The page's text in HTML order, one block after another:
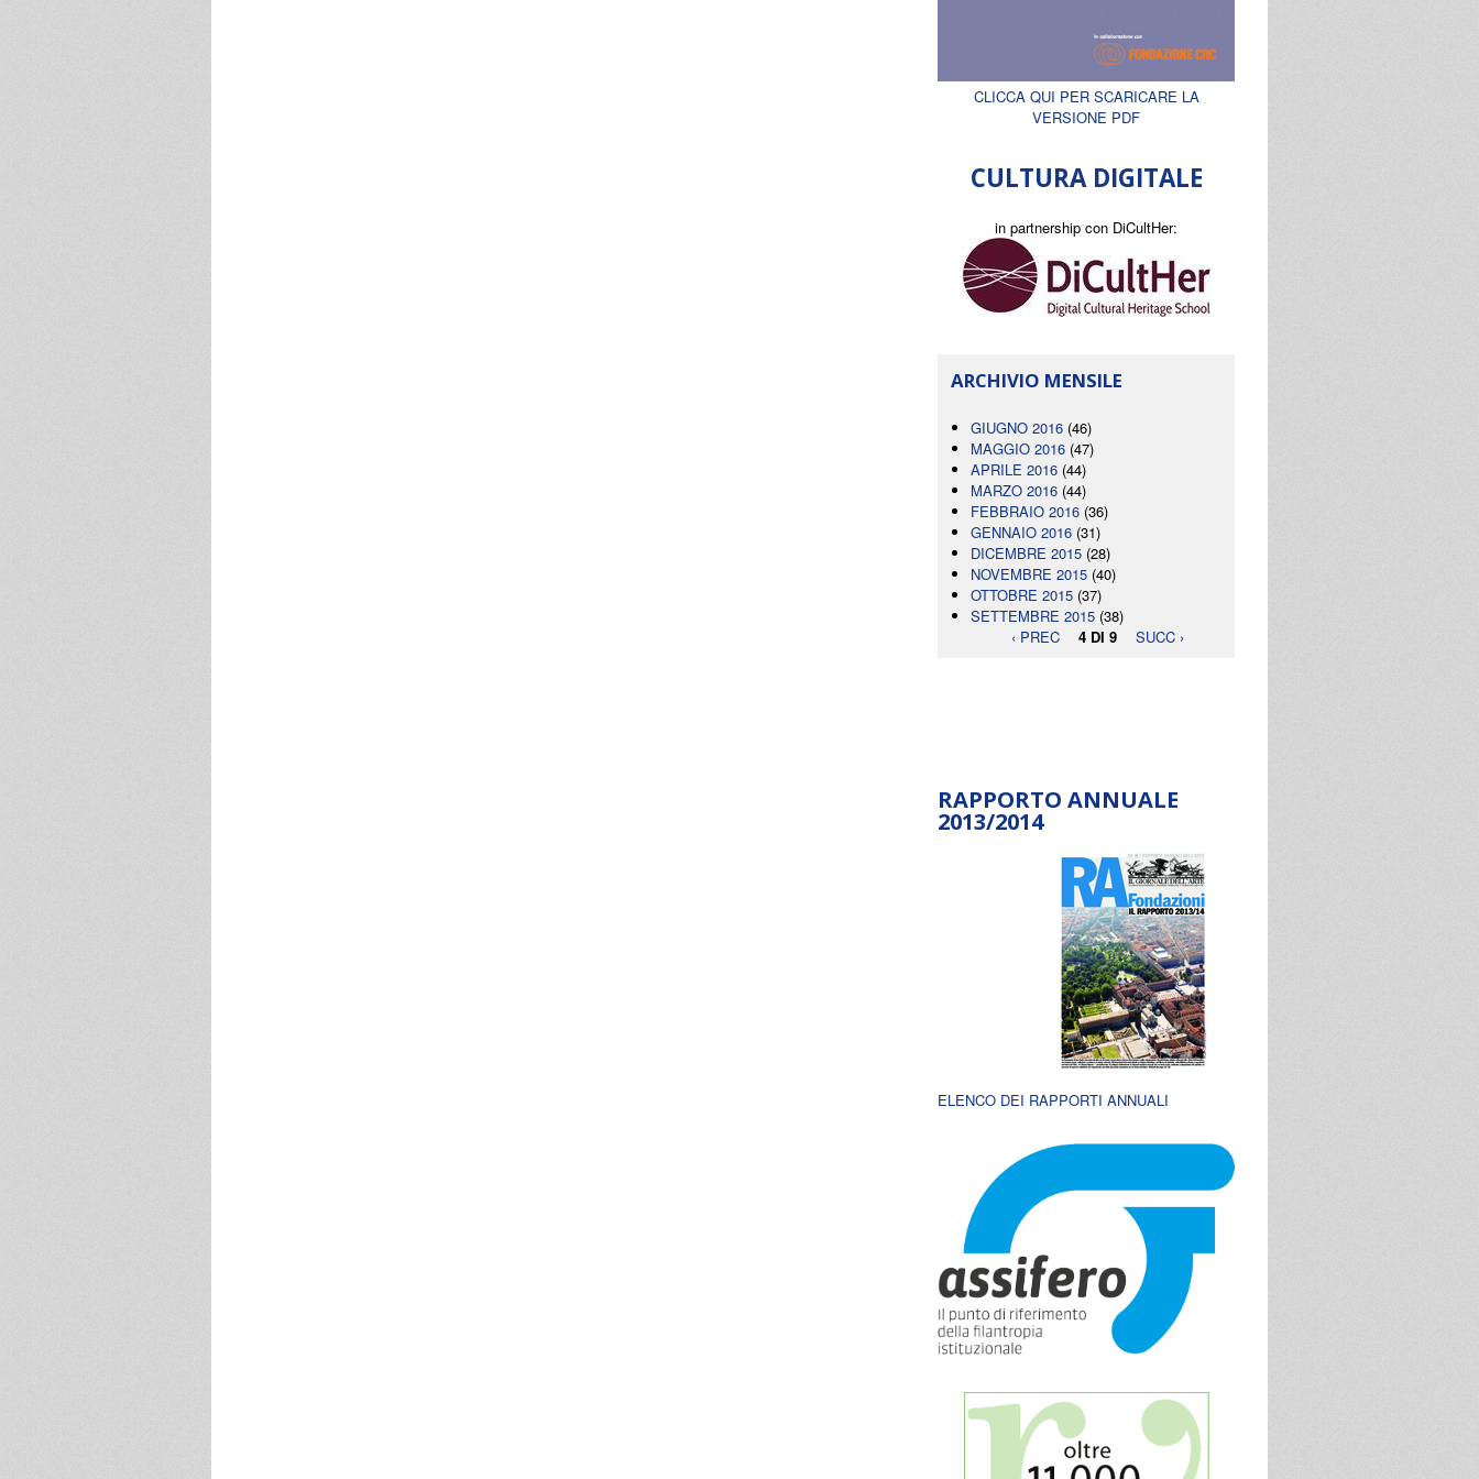
CLICCA QUI PER SCARICARE LA
VERSIONE PDF
CULTURA DIGITALE
in partnership con DiCultHer:
ARCHIVIO MENSILE
GIUGNO 2016 (46)
MAGGIO 2016 (47)
APRILE 2016 (44)
MARZO 2016 (44)
FEBBRAIO 2016 (36)
GENNAIO 2016 (31)
DICEMBRE 2015 (28)
NOVEMBRE 2015 (40)
OTTOBRE 2015 (37)
SETTEMBRE 2015 (38)
‹ PREC
4 DI 9 SUCC ›
RAPPORTO ANNUALE
2013/2014
ELENCO DEI RAPPORTI ANNUALI